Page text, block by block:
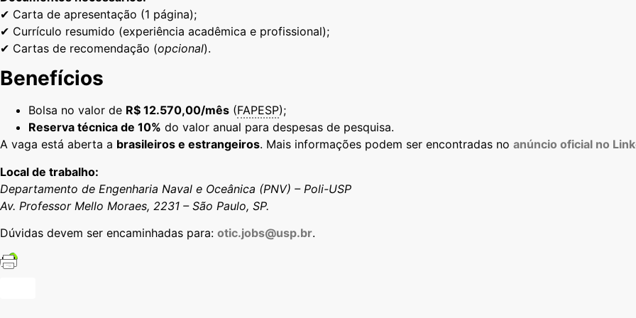
✔ Carta de apresentação (1 página);
✔ Currículo resumido (experiência acadêmica e profissional);
✔ Cartas de recomendação (opcional).
Benefícios
Bolsa no valor de R$ 12.570,00/mês (FAPESP);
Reserva técnica de 10% do valor anual para despesas de pesquisa.
A vaga está aberta a brasileiros e estrangeiros. Mais informações podem ser encontradas no anúncio oficial no
Local de trabalho:
Departamento de Engenharia Naval e Oceânica (PNV) – Poli-USP
Av. Professor Mello Moraes, 2231 – São Paulo, SP.
Dúvidas devem ser encaminhadas para: otic.jobs@usp.br.